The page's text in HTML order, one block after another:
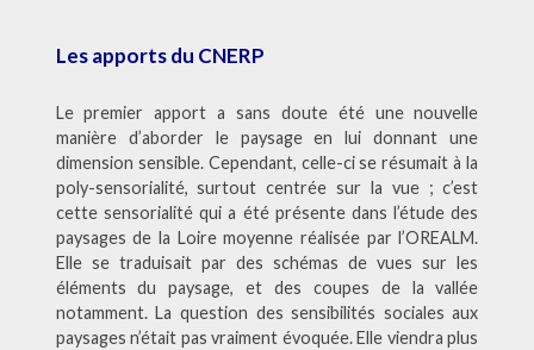
Les apports du CNERP
Le premier apport a sans doute été une nouvelle
manière d’aborder le paysage en lui donnant une
dimension sensible. Cependant, celle-ci se résumait à la
poly-sensorialité, surtout centrée sur la vue ; c’est
cette sensorialité qui a été présente dans l’étude des
paysages de la Loire moyenne réalisée par l’OREALM.
Elle se traduisait par des schémas de vues sur les
éléments du paysage, et des coupes de la vallée
notamment. La question des sensibilités sociales aux
paysages n’était pas vraiment évoquée. Elle viendra plus